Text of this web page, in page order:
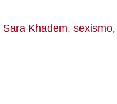
Sara Khadem, sexismo,